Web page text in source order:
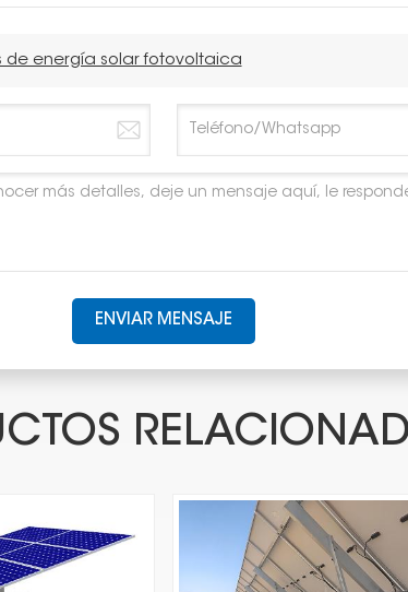
de energía solar fotovoltaica
ENVIAR MENSAJE